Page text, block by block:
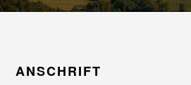
ANSCHRIFT